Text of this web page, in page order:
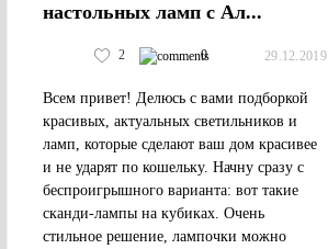
настольных ламп с Ал...
2 0 29.12.2019
Всем привет! Делюсь с вами подборкой
красивых, актуальных светильников и
ламп, которые сделают ваш дом красивее
и не ударят по кошельку. Начну сразу с
беспроигрышного варианта: вот такие
сканди-лампы на кубиках. Очень
стильное решение, лампочки можно